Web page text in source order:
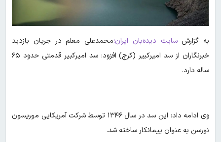
به گزارشسایت دیده‌بان ایران؛محمدعلی معلم در جریان بازدید
خبرنگاران از سد امیرکبیر (کرج) افزود: سد امیرکبیر قدمتی حدود ۶۵
ساله دارد.
وی ادامه داد: این سد در سال ۱۳۴۶ توسط شرکت آمریکایی موریسون
نورسن به عنوان پیمانکار ساخته شد.